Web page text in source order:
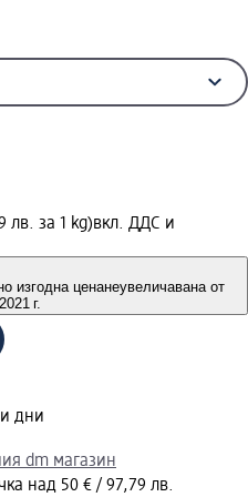
лв. за 1 kg)вкл. ДДС и
изгодна ценанеувеличавана от
г.
дни
dm магазин
над 50 € / 97,79 лв.